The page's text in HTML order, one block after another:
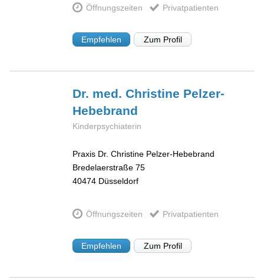
Öffnungszeiten Privatpatienten
Empfehlen Zum Profil
Dr. med. Christine Pelzer-
Hebebrand
Kinderpsychiaterin
Praxis Dr. Christine Pelzer-Hebebrand
Bredelaerstraße 75
40474 Düsseldorf
Öffnungszeiten Privatpatienten
Empfehlen Zum Profil